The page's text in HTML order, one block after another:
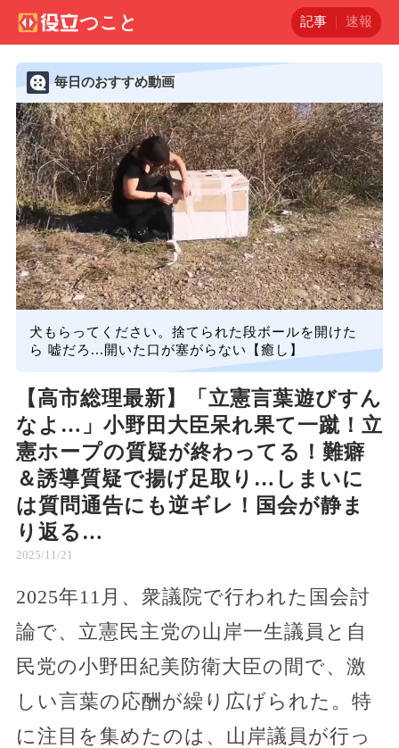
記事 速報
毎日のおすすめ動画
犬もらってください。捨てられた段ボールを開けた
ら 嘘だろ...開いた口が塞がらない【癒し】
【高市総理最新】「立憲言葉遊びすん
なよ…」小野田大臣呆れ果て一蹴！立
憲ホープの質疑が終わってる！難癖
＆誘導質疑で揚げ足取り…しまいに
は質問通告にも逆ギレ！国会が静ま
り返る…
2025/11/21
2025年11月、衆議院で行われた国会討
論で、立憲民主党の山岸一生議員と自
民党の小野田紀美防衛大臣の間で、激
しい言葉の応酬が繰り広げられた。特
に注目を集めたのは、山岸議員が行っ